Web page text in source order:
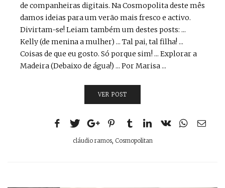
de companheiras digitais. Na Cosmopolita deste mês
damos ideias para um verão mais fresco e activo.
Divirtam-se! Leiam também um destes posts: ...
Kelly (de menina a mulher) ... Tal pai, tal filha! ...
Coisas de que eu gosto. Só porque sim! ... Explorar a
Madeira (Debaixo de água!) ... Por Marisa ...
VER POST
cláudio ramos, Cosmopolitan